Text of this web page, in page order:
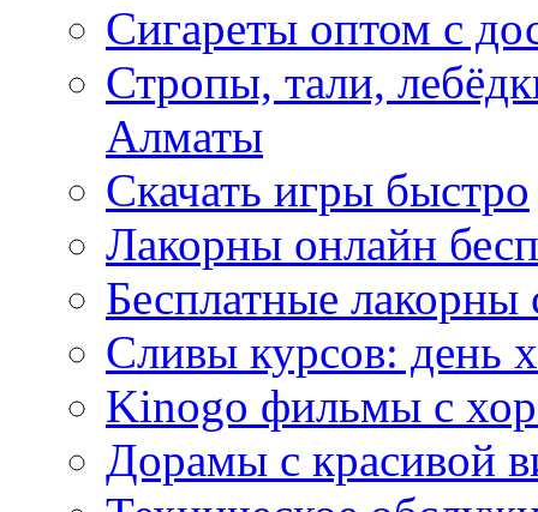
Сигареты оптом с
Стропы, тали,
Алматы
Скачать игры быстро
Лакорны онлайн
Бесплатные лакорны
Сливы курсов: день
Kinogo фильмы с
Дорамы с красивой